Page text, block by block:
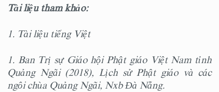
Tài liệu tham khảo:
1. Tài liệu tiếng Việt
1. Ban Trị sự Giáo hội Phật giáo Việt Nam tỉnh
Quảng Ngãi (2018), Lịch sử Phật giáo và các
ngôi chùa Quảng Ngãi, Nxb Đà Nẵng.